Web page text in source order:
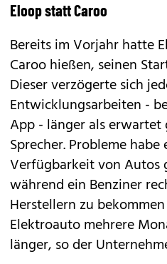
Eloop statt Caroo
Bereits im Vorjahr hatte
Caroo hießen, seinen
Dieser verzögerte sich
Entwicklungsarbeiten -
App - länger als
Sprecher. Probleme
Verfügbarkeit von Autos
während ein Benziner
Herstellern zu
Elektroauto mehrere
länger, so der